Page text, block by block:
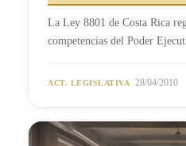
La Ley 8801 de Costa Rica
competencias del Poder
ACT. LEGISLATIVA 28/04/2010